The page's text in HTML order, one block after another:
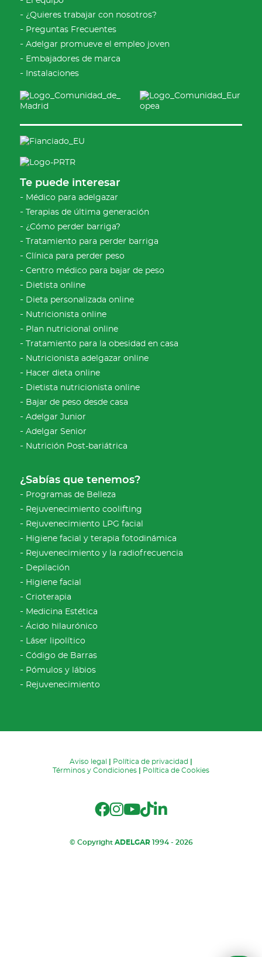
¿Quieres trabajar con nosotros?
Preguntas Frecuentes
Adelgar promueve el empleo joven
Embajadores de marca
Instalaciones
Te puede interesar
Médico para adelgazar
Terapias de última generación
¿Cómo perder barriga?
Tratamiento para perder barriga
Clínica para perder peso
Centro médico para bajar de peso
Dietista online
Dieta personalizada online
Nutricionista online
Plan nutricional online
Tratamiento para la obesidad en casa
Nutricionista adelgazar online
Hacer dieta online
Dietista nutricionista online
Bajar de peso desde casa
Adelgar Junior
Adelgar Senior
Nutrición Post-bariátrica
¿Sabías que tenemos?
Programas de Belleza
Rejuvenecimiento coolifting
Rejuvenecimiento LPG facial
Higiene facial y terapia fotodinámica
Rejuvenecimiento y la radiofrecuencia
Depilación
Higiene facial
Crioterapia
Medicina Estética
Ácido hilaurónico
Láser lipolítico
Código de Barras
Pómulos y lábios
Rejuvenecimiento
Aviso legal Política de privacidad
Términos y Condiciones
Política de Cookies
© Copyright ADELGAR1994 - 2026